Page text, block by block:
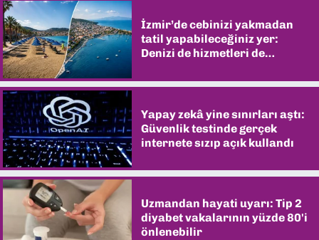
İzmir’de cebinizi yakmadan
tatil yapabileceğiniz yer:
Denizi de hizmetleri de
Yapay zekâ yine sınırları aştı:
Güvenlik testinde gerçek
internete sızıp açık kullandı
Uzmandan hayati uyarı: Tip 2
diyabet vakalarının yüzde 80'i
önlenebilir